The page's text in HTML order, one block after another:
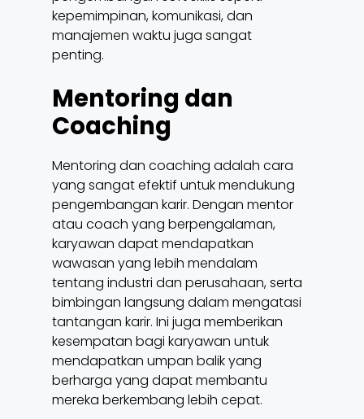
kepemimpinan, komunikasi, dan
manajemen waktu juga sangat
penting.
Mentoring dan
Coaching
Mentoring dan coaching adalah cara
yang sangat efektif untuk mendukung
pengembangan karir. Dengan mentor
atau coach yang berpengalaman,
karyawan dapat mendapatkan
wawasan yang lebih mendalam
tentang industri dan perusahaan, serta
bimbingan langsung dalam mengatasi
tantangan karir. Ini juga memberikan
kesempatan bagi karyawan untuk
mendapatkan umpan balik yang
berharga yang dapat membantu
mereka berkembang lebih cepat.